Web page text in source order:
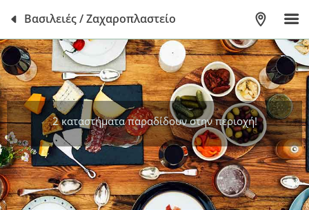
Βασιλειές / Ζαχαροπλαστείο
2 καταστήματα παραδίδουν στην περιοχή!